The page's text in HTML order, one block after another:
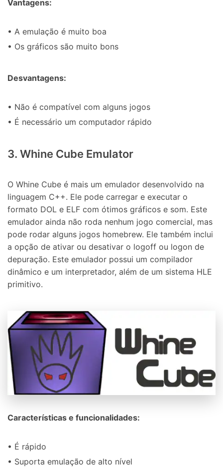
Vantagens:
• A emulação é muito boa
• Os gráficos são muito bons
Desvantagens:
• Não é compatível com alguns jogos
• É necessário um computador rápido
3. Whine Cube Emulator
O Whine Cube é mais um emulador desenvolvido na
linguagem C++. Ele pode carregar e executar o
formato DOL e ELF com ótimos gráficos e som. Este
emulador ainda não roda nenhum jogo comercial, mas
pode rodar alguns jogos homebrew. Ele também inclui
a opção de ativar ou desativar o logoff ou logon de
depuração. Este emulador possui um compilador
dinâmico e um interpretador, além de um sistema HLE
primitivo.
Características e funcionalidades:
• É rápido
• Suporta emulação de alto nível